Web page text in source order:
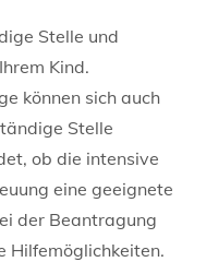
Stelle und
Kind.
können sich auch
Stelle
ob die intensive
eine geeignete
der Beantragung
Hilfemöglichkeiten.